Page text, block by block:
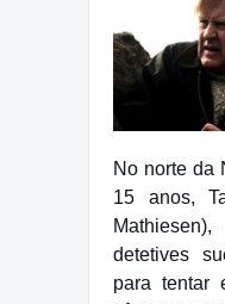
No norte da
15 anos,
detetives
para tentar